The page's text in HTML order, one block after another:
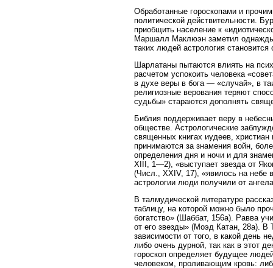
Обработанные гороскопами и
политической действительности.
приобщить население к
Маршалл Маклюэн заметил
таких людей астрология
Шарлатаны пытаются влиять на
расчетом успокоить человека
в духе веры в бога — «случай», в
религиозные верования теряют
судьбы» стараются дополнять
Библия поддерживает веру в
обществе. Астрологические
священных книгах иудеев,
принимаются за знамения войн,
определения дня и ночи и для
XIII, 1—2), «выступает звезда от
(Числ., XXIV, 17), «явилось на небе
астрологии люди получили от
В талмудической литературе
таблицу, на которой можно было
богатство» (Шаббат, 156а). Равва
от его звезды» (Моэд Катан, 28а). В
зависимости от того, в какой день
либо очень дурной, так как в этот
гороскоп определяет будущее
человеком, проливающим кровь: